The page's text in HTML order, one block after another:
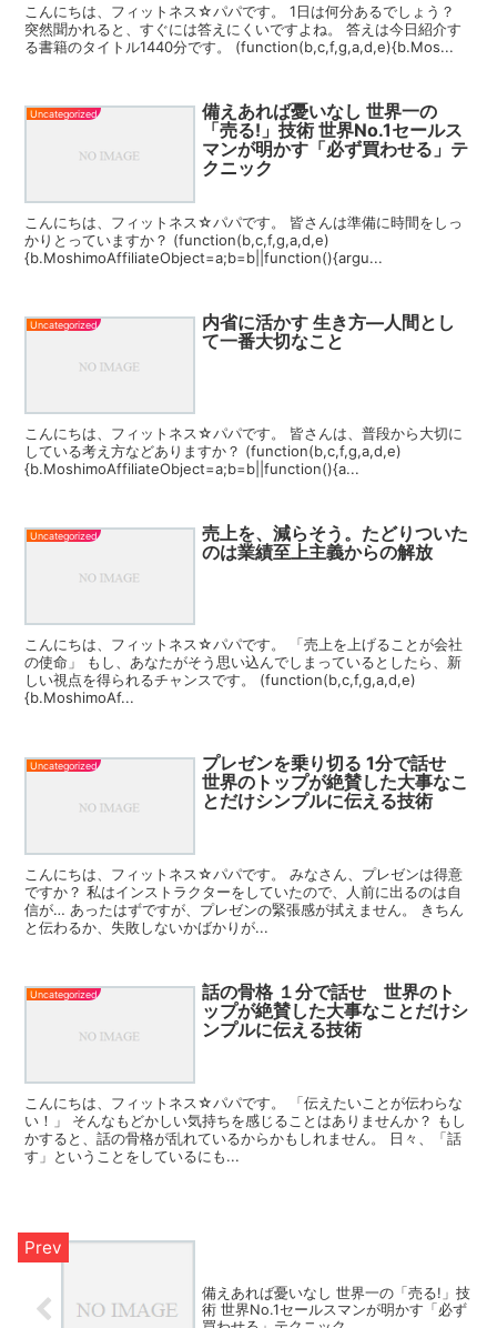
こんにちは、フィットネス☆パパです。 1日は何分あるでしょう？
突然聞かれると、すぐには答えにくいですよね。 答えは今日紹介す
る書籍のタイトル1440分です。 (function(b,c,f,g,a,d,e){b.Mos...
Uncategorized
備えあれば憂いなし 世界一の
「売る!」技術 世界No.1セールス
マンが明かす「必ず買わせる」テ
クニック
こんにちは、フィットネス☆パパです。 皆さんは準備に時間をしっ
かりとっていますか？ (function(b,c,f,g,a,d,e)
{b.MoshimoAffiliateObject=a;b=b||function(){argu...
Uncategorized
内省に活かす 生き方―人間とし
て一番大切なこと
こんにちは、フィットネス☆パパです。 皆さんは、普段から大切に
している考え方などありますか？ (function(b,c,f,g,a,d,e)
{b.MoshimoAffiliateObject=a;b=b||function(){a...
Uncategorized
売上を、減らそう。たどりついた
のは業績至上主義からの解放
こんにちは、フィットネス☆パパです。 「売上を上げることが会社
の使命」 もし、あなたがそう思い込んでしまっているとしたら、新
しい視点を得られるチャンスです。 (function(b,c,f,g,a,d,e)
{b.MoshimoAf...
Uncategorized
プレゼンを乗り切る 1分で話せ
世界のトップが絶賛した大事なこ
とだけシンプルに伝える技術
こんにちは、フィットネス☆パパです。 みなさん、プレゼンは得意
ですか？ 私はインストラクターをしていたので、人前に出るのは自
信が… あったはずですが、プレゼンの緊張感が拭えません。 きちん
と伝わるか、失敗しないかばかりが...
Uncategorized
話の骨格 １分で話せ 世界のト
ップが絶賛した大事なことだけシ
ンプルに伝える技術
こんにちは、フィットネス☆パパです。 「伝えたいことが伝わらな
い！」 そんなもどかしい気持ちを感じることはありませんか？ もし
かすると、話の骨格が乱れているからかもしれません。 日々、「話
す」ということをしているにも...
備えあれば憂いなし 世界一の「売る!」技
術 世界No.1セールスマンが明かす「必ず